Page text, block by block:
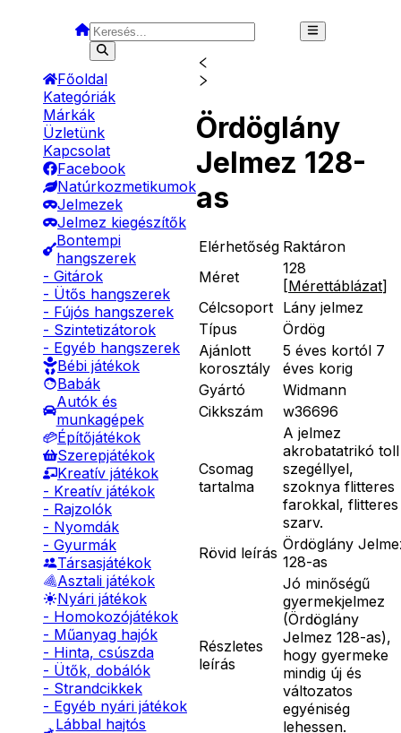
Főoldal
Kategóriák
Márkák
Üzletünk
Kapcsolat
Facebook
Natúrkozmetikumok
Jelmezek
Jelmez kiegészítők
Bontempi
hangszerek
- Gitárok
- Ütős hangszerek
- Fújós hangszerek
- Szintetizátorok
- Egyéb hangszerek
Bébi játékok
Babák
Autók és
munkagépek
Építőjátékok
Szerepjátékok
Kreatív játékok
- Kreatív játékok
- Rajzolók
- Nyomdák
- Gyurmák
Társasjátékok
Asztali játékok
Nyári játékok
- Homokozójátékok
- Műanyag hajók
- Hinta, csúszda
- Ütők, dobálók
- Strandcikkek
- Egyéb nyári játékok
Lábbal hajtós
Ördöglány
Jelmez 128-
as
Elérhetőség Raktáron
Méret
128
[Mérettáblázat]
Célcsoport Lány jelmez
Típus
Ördög
Ajánlott
korosztály
5 éves kortól 7
éves korig
Gyártó
Widmann
Cikkszám
w36696
Csomag
tartalma
A jelmez
akrobatatrikó toll
szegéllyel,
szoknya flitteres
farokkal, flitteres
szarv.
Rövid leírás Ördöglány
128-as
Részletes
leírás
Jó minőségű
gyermekjelmez
(Ördöglány
Jelmez 128-as),
hogy gyermeke
mindig új és
változatos
egyéniség
lehessen.